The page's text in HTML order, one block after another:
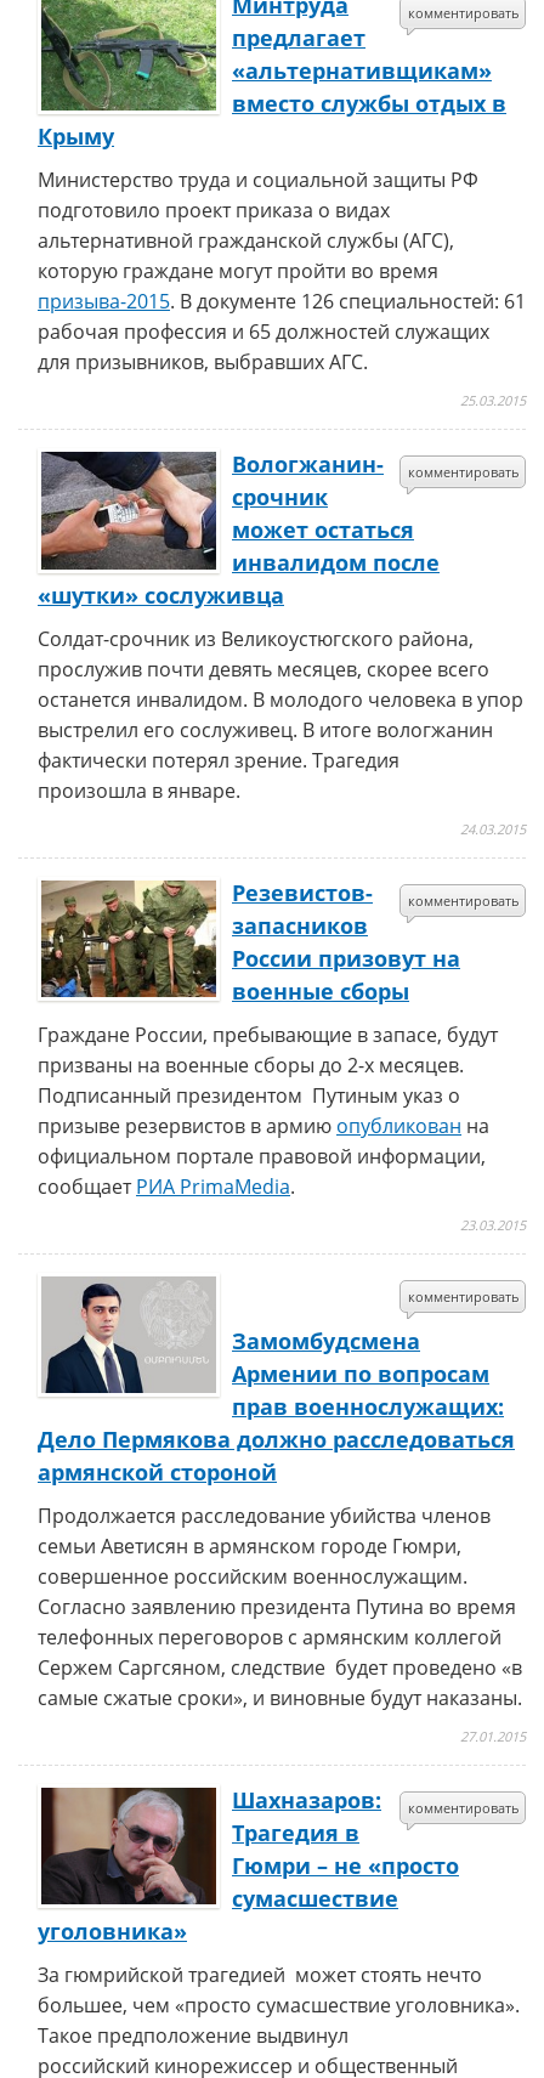
комментировать
предлагает
«альтернативщикам»
вместо службы отдых в
Крыму
Министерство труда и социальной защиты РФ
подготовило проект приказа о видах
альтернативной гражданской службы (АГС),
которую граждане могут пройти во время
призыва-2015. В документе 126 специальностей: 61
рабочая профессия и 65 должностей служащих
для призывников, выбравших АГС.
25.03.2015
комментировать
Вологжанин-
срочник
может остаться
инвалидом после
«шутки» сослуживца
Солдат-срочник из Великоустюгского района,
прослужив почти девять месяцев, скорее всего
останется инвалидом. В молодого человека в упор
выстрелил его сослуживец. В итоге вологжанин
фактически потерял зрение. Трагедия
произошла в январе.
24.03.2015
комментировать
Резевистов-
запасников
России призовут на
военные сборы
Граждане России, пребывающие в запасе, будут
призваны на военные сборы до 2-х месяцев.
Подписанный президентом Путиным указ о
призыве резервистов в армию опубликован на
официальном портале правовой информации,
сообщаетРИА PrimaMedia.
23.03.2015
комментировать
Замомбудсмена
Армении по вопросам
прав военнослужащих:
Дело Пермякова должно расследоваться
армянской стороной
Продолжается расследование убийства членов
семьи Аветисян в армянском городе Гюмри,
совершенное российским военнослужащим.
Согласно заявлению президента Путина во время
телефонных переговоров с армянским коллегой
Сержем Саргсяном, следствие будет проведено «в
самые сжатые сроки», и виновные будут наказаны.
27.01.2015
комментировать
Шахназаров:
Трагедия в
Гюмри – не «просто
сумасшествие
уголовника»
За гюмрийской трагедией может стоять нечто
большее, чем «просто сумасшествие уголовника».
Такое предположение выдвинул
российский кинорежиссер и общественный